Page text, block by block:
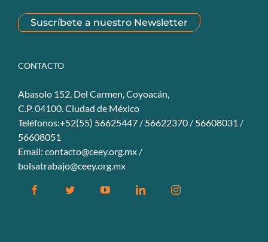
Suscríbete a nuestro Newsletter
CONTACTO
Abasolo 152, Del Carmen, Coyoacán,
C.P. 04100. Ciudad de México
Teléfonos:+52(55) 56625447 / 56622370 / 56608031 /
56608051
Email: contacto@ceey.org.mx /
bolsatrabajo@ceey.org.mx
FacebookTwitter YouTubeLinkedinInstagram